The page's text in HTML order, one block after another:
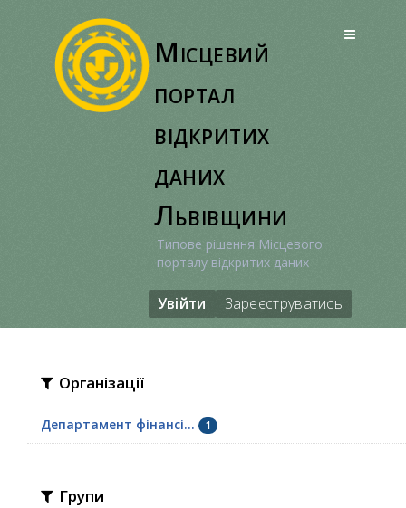
Місцевий
портал
відкритих
даних
Львівщини
Типове рішення Місцевого
порталу відкритих даних
Увійти Зареєструватись
Організації
Департамент фінансі... 1
Групи